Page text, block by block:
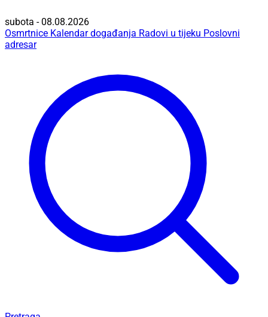
subota - 08.08.2026
Osmrtnice Kalendar događanja Radovi u tijeku Poslovni
adresar